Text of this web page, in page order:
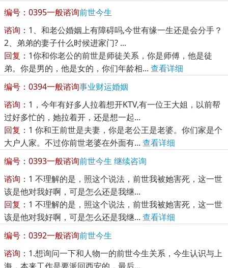
编号：0395一般谘询前世今生
谘询： 1、和老公婚姻上有障碍吗,今世有缘一生还是会分手？
2、弟弟的妻子什么时候进家门? ...
回复： 1你和你老公的前世是师徒关系，你是师傅，他是徒
弟。你是男的，他是女的，你们年龄相... 查看详细
编号：0394一般谘询事业财运婚姻
谘询： 1，今年有好多人拉着想开KTV,有一位王大姐，以前帮
过好多忙的，她拉着开，还是想一起...
回复： 1 你和王前世是夫妻，你是老公王是老婆。你们家是个
大户人家。不过你前世老婆在外面有... 查看详细
编号：0393一般谘询前世今生 继续咨询
谘询： 1 不理解的是，照这个说法，前世我被她害死，这一世
该是他对我好啊，可是怎么还是我继...
回复： 1 不理解的是，照这个说法，前世我被她害死，这一世
该是他对我好啊，可是怎么还是我继... 查看详细
编号：0392一般谘询前世今生
谘询： 1.想询问一下和人物一的前世今生关系，今生认识与上